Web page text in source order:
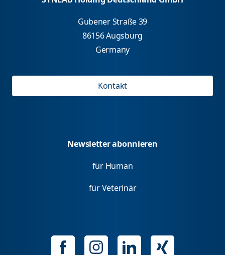
Gubener Straße 39
86156 Augsburg
Germany
Kontakt
Newsletter abonnieren
für Human
für Veterinär